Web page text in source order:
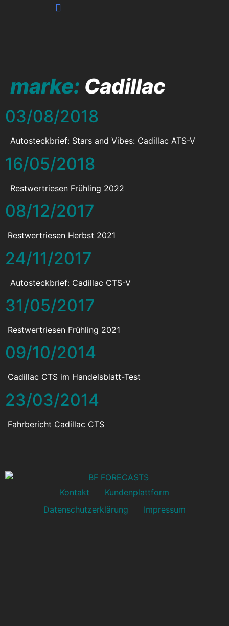
marke: Cadillac
03/08/2018
Autosteckbrief: Stars and Vibes: Cadillac ATS-V
16/05/2018
Restwertriesen Frühling 2022
08/12/2017
Restwertriesen Herbst 2021
24/11/2017
Autosteckbrief: Cadillac CTS-V
31/05/2017
Restwertriesen Frühling 2021
09/10/2014
Cadillac CTS im Handelsblatt-Test
23/03/2014
Fahrbericht Cadillac CTS
Kontakt
Kundenplattform
Datenschutzerklärung
Impressum